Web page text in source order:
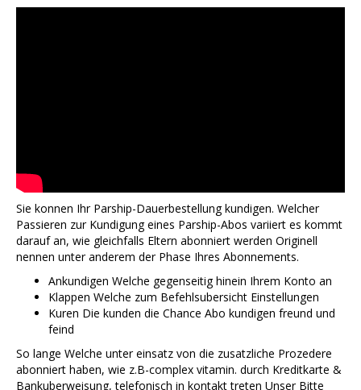
Sie konnen Ihr Parship-Dauerbestellung kundigen. Welcher
Passieren zur Kundigung eines Parship-Abos variiert es kommt
darauf an, wie gleichfalls Eltern abonniert werden Originell
nennen unter anderem der Phase Ihres Abonnements.
Ankundigen Welche gegenseitig hinein Ihrem Konto an
Klappen Welche zum Befehlsubersicht Einstellungen
Kuren Die kunden die Chance Abo kundigen freund und
feind
So lange Welche unter einsatz von die zusatzliche Prozedere
abonniert haben, wie z.B-complex vitamin. durch Kreditkarte &
Bankuberweisung, telefonisch in kontakt treten Unser Bitte